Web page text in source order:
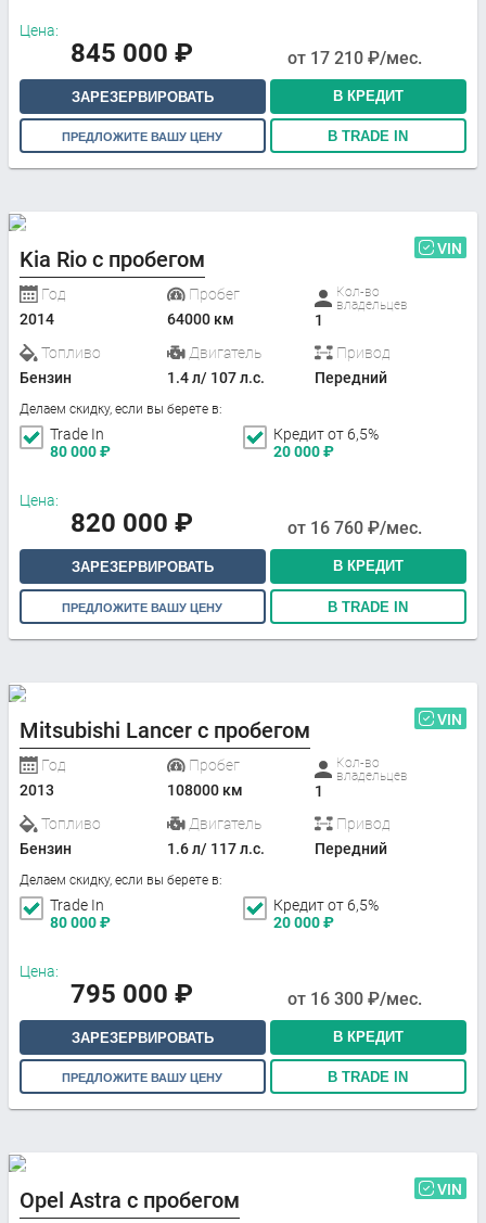
Цена:
845 000 ₽ от 17 210 ₽/мес.
ЗАРЕЗЕРВИРОВАТЬ В КРЕДИТ
ПРЕДЛОЖИТЕ ВАШУ ЦЕНУ В TRADE IN
Kia Rio с пробегом VIN
Год
2014
Пробег
64000 км
Кол-во
владельцев
1
Топливо
Бензин
Двигатель
1.4 л/ 107 л.с.
Привод
Передний
Делаем скидку, если вы берете в:
Trade In
80 000₽
Кредит от 6,5%
20 000₽
Цена:
820 000 ₽ от 16 760 ₽/мес.
ЗАРЕЗЕРВИРОВАТЬ В КРЕДИТ
ПРЕДЛОЖИТЕ ВАШУ ЦЕНУ В TRADE IN
Mitsubishi Lancer с пробегом VIN
Год
2013
Пробег
108000 км
Кол-во
владельцев
1
Топливо
Бензин
Двигатель
1.6 л/ 117 л.с.
Привод
Передний
Делаем скидку, если вы берете в:
Trade In
80 000₽
Кредит от 6,5%
20 000₽
Цена:
795 000 ₽ от 16 300 ₽/мес.
ЗАРЕЗЕРВИРОВАТЬ В КРЕДИТ
ПРЕДЛОЖИТЕ ВАШУ ЦЕНУ В TRADE IN
Opel Astra с пробегом VIN